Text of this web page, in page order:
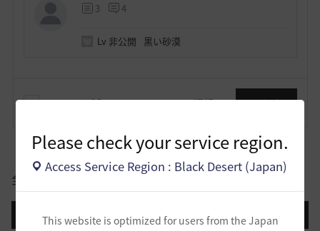
Please check your service region.
Access Service Region : Black Desert (Japan)
This website is optimized for users from the Japan
3 4
Lv 非公開 黒い砂漠
コメント18 通報 コメント
全体
登録日順 検索順 コメント順 推奨順